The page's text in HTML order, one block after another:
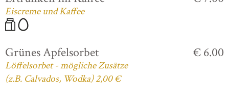
Eiscreme und Kaffee
Grünes Apfelsorbet
Löffelsorbet - mögliche Zusätze
(z.B. Calvados, Wodka) 2,00 €
€ 6.00